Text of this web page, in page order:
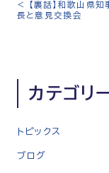
投
ー
ョ
ン
<
【裏話】和歌山県知
長と意見交換会
カテゴリ
トピックス
ブログ